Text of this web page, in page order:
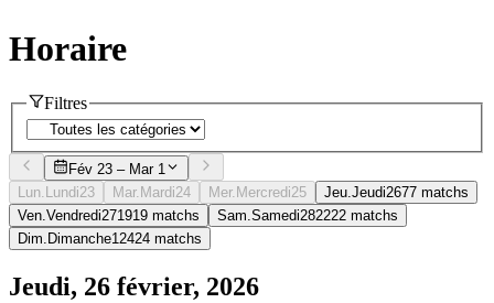
Horaire
Filtres
Fév 23 – Mar 1
Lun. Lundi23 Mar. Mardi24 Mer. Mercredi25 Jeu.Jeudi2677 matchs
Ven.Vendredi271919 matchs Sam.Samedi282222 matchs
Dim. Dimanche12424 matchs
Jeudi, 26 février, 2026